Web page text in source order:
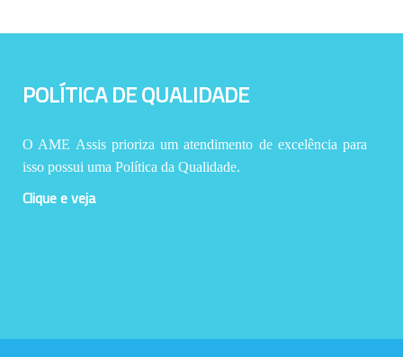
POLÍTICA DE QUALIDADE
O AME Assis prioriza um atendimento de excelência para
isso possui uma Política da Qualidade.
Clique e veja